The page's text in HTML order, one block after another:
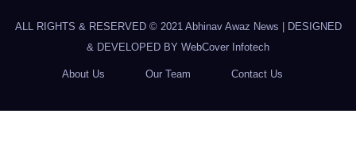
ALL RIGHTS & RESERVED © 2021 Abhinav Awaz News
DESIGNED
& DEVELOPED BY WebCover Infotech
About Us Our Team Contact Us